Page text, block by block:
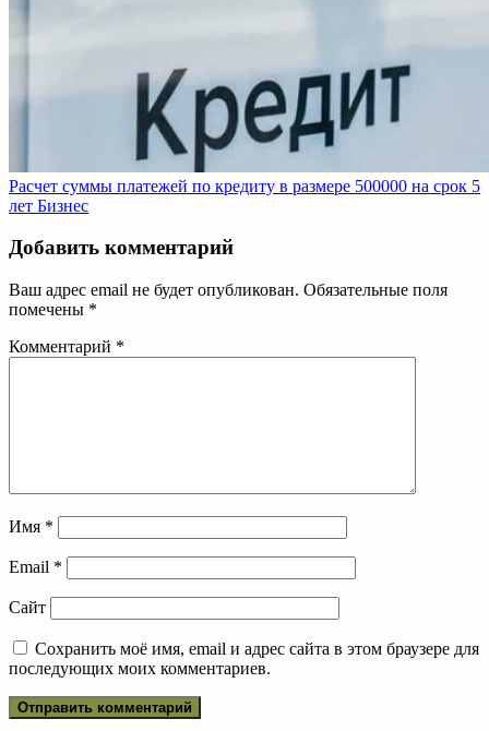
Расчет суммы платежей по кредиту в размере 500000 на срок 5
лет Бизнес
Добавить комментарий
Ваш адрес email не будет опубликован. Обязательные поля
помечены *
Комментарий *
Имя *
Email *
Сайт
Сохранить моё имя, email и адрес сайта в этом браузере для
последующих моих комментариев.